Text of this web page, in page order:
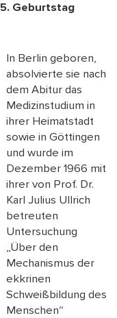
Geburtstag
In Berlin geboren,
absolvierte sie nach
dem Abitur das
Medizinstudium in
ihrer Heimatstadt
sowie in Göttingen
und wurde im
Dezember 1966 mit
ihrer von Prof. Dr.
Karl Julius Ullrich
betreuten
Untersuchung
„Über den
Mechanismus der
ekkrinen
Schweißbildung des
Menschen“